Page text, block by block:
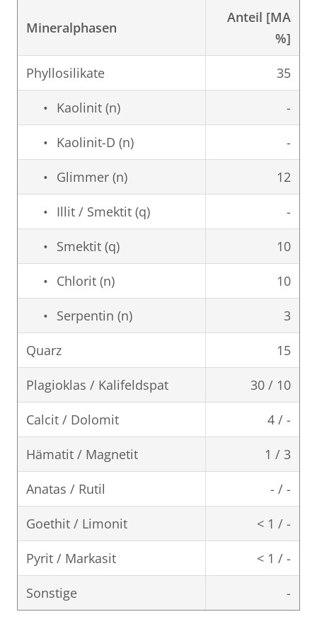
Mineralphasen
Anteil [MA
%]
Phyllosilikate 35
Kaolinit (n) -
Kaolinit-D (n) -
Glimmer (n) 12
Illit / Smektit (q) -
Smektit (q) 10
Chlorit (n) 10
Serpentin (n) 3
Quarz 15
Plagioklas / Kalifeldspat 30 / 10
Calcit / Dolomit 4 / -
Hämatit / Magnetit 1 / 3
Anatas / Rutil - / -
Goethit / Limonit < 1 / -
Pyrit / Markasit < 1 / -
Sonstige -